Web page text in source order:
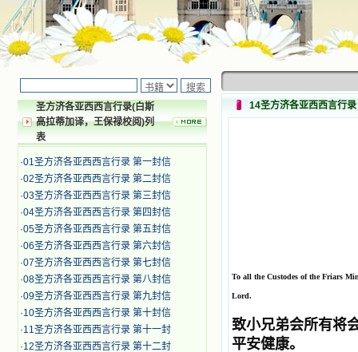
圣方济各亚西西言行录(白斯
高拉蒂加译，王保禄校阅)列
表
·01圣方济各亚西西言行录 第一封信
·02圣方济各亚西西言行录 第二封信
·03圣方济各亚西西言行录 第三封信
·04圣方济各亚西西言行录 第四封信
·05圣方济各亚西西言行录 第五封信
·06圣方济各亚西西言行录 第六封信
·07圣方济各亚西西言行录 第七封信
·08圣方济各亚西西言行录 第八封信
·09圣方济各亚西西言行录 第九封信
·10圣方济各亚西西言行录 第十封信
·11圣方济各亚西西言行录 第十一封
·12圣方济各亚西西言行录 第十二封
14圣方济各亚西西言行
To all the Custodes of the Friars
Lord.
致小兄弟会所有将
平安健康。